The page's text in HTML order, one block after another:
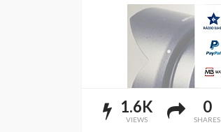
1.6K
VIEWS
0
SHARES